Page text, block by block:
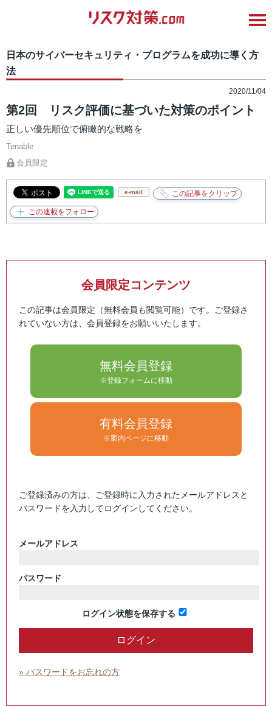
日本のサイバーセキュリティ・プログラムを成功に導く方
法
2020/11/04
第2回 リスク評価に基づいた対策のポイント
正しい優先順位で俯瞰的な戦略を
Tenable
会員限定
e-mail
会員限定コンテンツ
この記事は会員限定（無料会員も閲覧可能）です。ご登録さ
れていない方は、会員登録をお願いいたします。
無料会員登録
※登録フォームに移動
有料会員登録
※案内ページに移動
ご登録済みの方は、ご登録時に入力されたメールアドレスと
パスワードを入力してログインしてください。
メールアドレス
パスワード
ログイン状態を保存する
» パスワードをお忘れの方